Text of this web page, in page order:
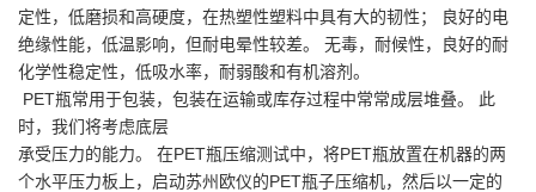
定性，低磨损和高硬度，在热塑性塑料中具有大的韧性； 良好的电
绝缘性能，低温影响，但耐电晕性较差。 无毒，耐候性，良好的耐
化学性稳定性，低吸水率，耐弱酸和有机溶剂。
PET瓶常用于包装，包装在运输或库存过程中常常成层堆叠。 此
时，我们将考虑底层
承受压力的能力。 在PET瓶压缩测试中，将PET瓶放置在机器的两
个水平压力板上，启动苏州欧仪的PET瓶子压缩机，然后以一定的